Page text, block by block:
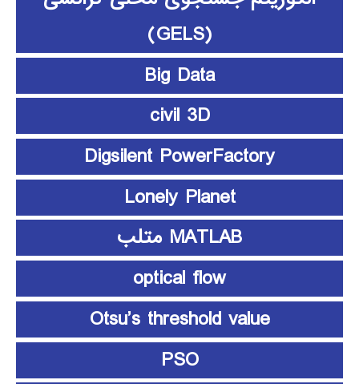
(GELS)
Big Data
civil 3D
Digsilent PowerFactory
Lonely Planet
MATLAB متلب
optical flow
Otsu’s threshold value
PSO